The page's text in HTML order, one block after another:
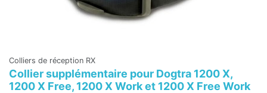
Colliers de réception RX
Collier supplémentaire pour Dogtra 1200 X,
1200 X Free, 1200 X Work et 1200 X Free Work